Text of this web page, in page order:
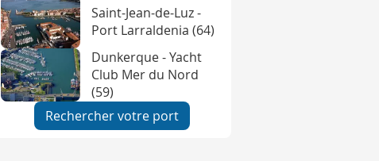
Saint-Jean-de-Luz -
Port Larraldenia (64)
Dunkerque - Yacht
Club Mer du Nord
(59)
Rechercher votre port